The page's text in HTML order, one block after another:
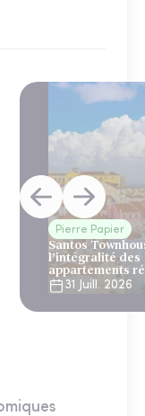
Pierre Papier
Santos
l’intégralité des
appartements
Lisbonne
31 Juill. 2026